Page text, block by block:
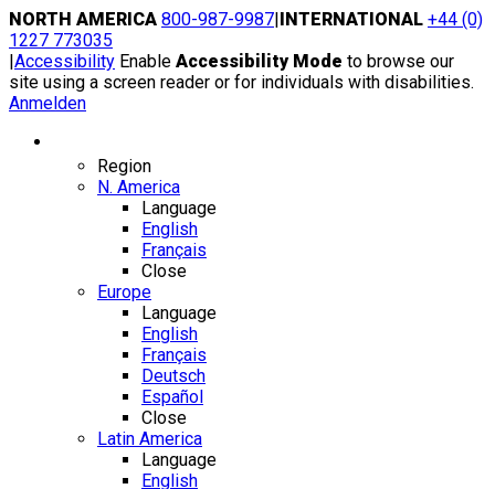
Skip
to
content
NORTH AMERICA 800-987-9987|INTERNATIONAL +44 (0)
1227 773035
|Accessibility Enable Accessibility Mode to browse our
site using a screen reader or for individuals with disabilities.
Anmelden
Region
N. America
Language
English
Français
Close
Europe
Language
English
Français
Deutsch
Español
Close
Latin America
Language
English